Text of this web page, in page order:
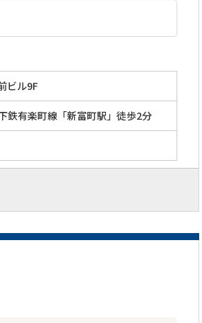
ビル9F
鉄有楽町線「新富町駅」徒歩2分